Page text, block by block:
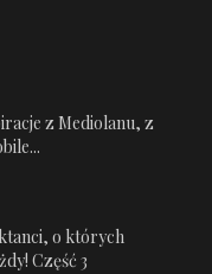
z Mediolanu, z
o których
Część 3